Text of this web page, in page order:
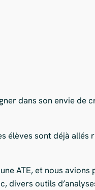
dans son envie de
élèves sont déjà
ATE, et nous
divers outils